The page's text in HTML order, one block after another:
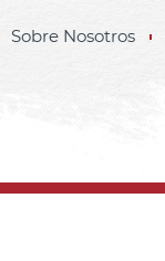
Sobre Nosotros